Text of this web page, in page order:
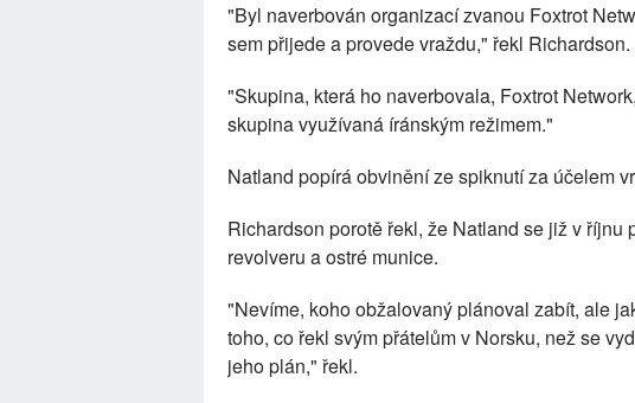
"Byl naverbován organizací zvanou Foxtrot
sem přijede a provede vraždu," řekl Richardson.
"Skupina, která ho naverbovala, Foxtrot
skupina využívaná íránským režimem."
Natland popírá obvinění ze spiknutí za účelem
Richardson porotě řekl, že Natland se již v
revolveru a ostré munice.
"Nevíme, koho obžalovaný plánoval zabít, ale
toho, co řekl svým přátelům v Norsku, než se
jeho plán," řekl.